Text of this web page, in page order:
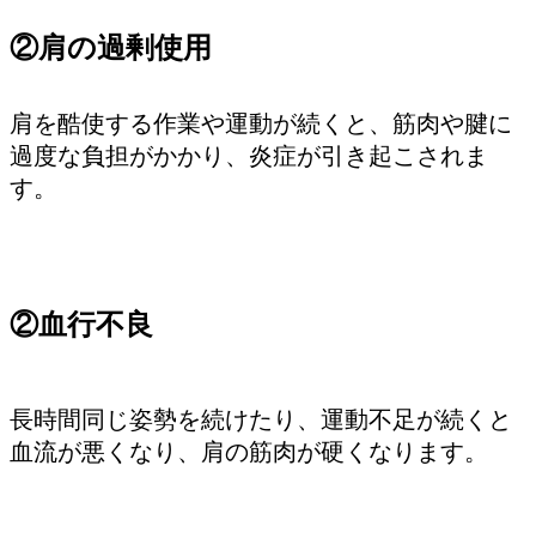
②肩の過剰使用
肩を酷使する作業や運動が続くと、筋肉や腱に
過度な負担がかかり、炎症が引き起こされま
す。
②血行不良
長時間同じ姿勢を続けたり、運動不足が続くと
血流が悪くなり、肩の筋肉が硬くなります。